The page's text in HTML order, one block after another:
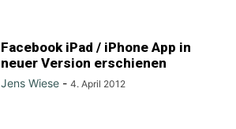
Facebook iPad / iPhone App in
neuer Version erschienen
Jens Wiese - 4. April 2012